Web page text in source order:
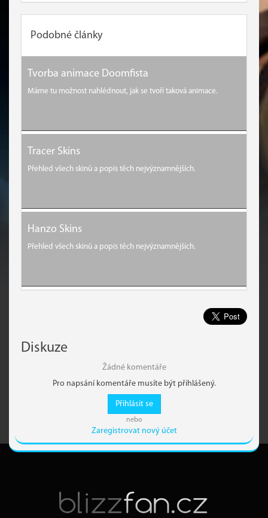
Podobné články
Tvorba animace Doomfista
Máme tu možnost nahlédnout, jak se tvoří taková animace.
Tracer Skins
Přehled všech skinů a popis těch nejvýznamnějších.
Hanzo Skins
Přehled všech skinů a popis těch nejvýznamnějších.
Diskuze
Žádné komentáře
Pro napsání komentáře musíte být přihlášený.
Přihlásit se
nebo
Zaregistrovat nový účet